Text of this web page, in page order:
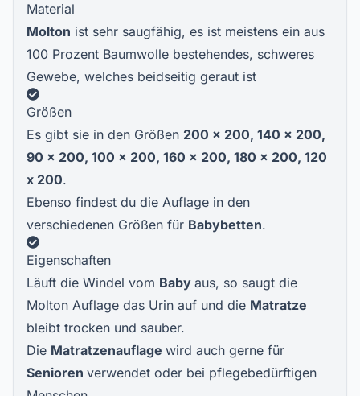
Material
Molton ist sehr saugfähig, es ist meistens ein aus
100 Prozent Baumwolle bestehendes, schweres
Gewebe, welches beidseitig geraut ist
Größen
Es gibt sie in den Größen 200 x 200, 140 x 200,
90 x 200, 100 x 200, 160 x 200, 180 x 200, 120
x 200.
Ebenso findest du die Auflage in den
verschiedenen Größen für Babybetten.
Eigenschaften
Läuft die Windel vom Baby aus, so saugt die
Molton Auflage das Urin auf und die Matratze
bleibt trocken und sauber.
Die Matratzenauflage wird auch gerne für
Senioren verwendet oder bei pflegebedürftigen